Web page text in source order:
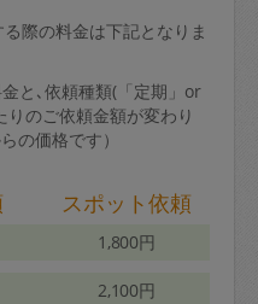
際の料金は下記となりま
と､依頼種類(「定期」or
りのご依頼金額が変わり
の価格です）
スポット依頼
1,800円
2,100円